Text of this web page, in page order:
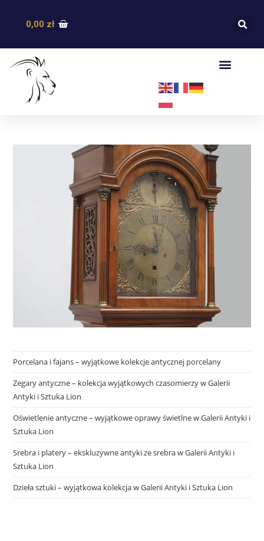
0,00 zł
Porcelana i fajans – wyjątkowe kolekcje antycznej porcelany
Zegary antyczne – kolekcja wyjątkowych czasomierzy w Galerii
Antyki i Sztuka Lion
Oświetlenie antyczne – wyjątkowe oprawy świetlne w Galerii Antyki i
Sztuka Lion
Srebra i platery – ekskluzywne antyki ze srebra w Galerii Antyki i
Sztuka Lion
Dzieła sztuki – wyjątkowa kolekcja w Galerii Antyki i Sztuka Lion